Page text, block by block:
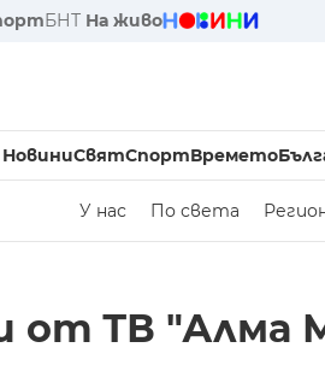
БНТ На живо
НовиниСвятСпортВремето
У нас По света
от ТВ "Алма